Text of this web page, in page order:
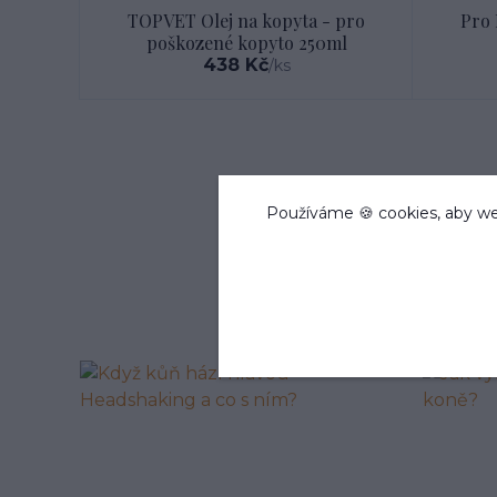
TOPVET Olej na kopyta - pro
poškozené kopyto 250ml
438 Kč/ks
Pro
Používáme 🍪 cookies, aby